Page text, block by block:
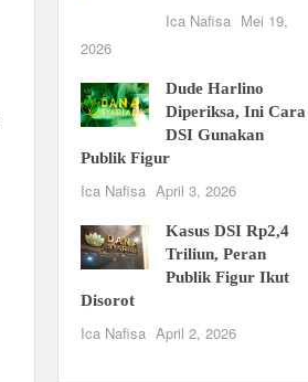
Ica Nafisa Mei 19,
2026
Dude Harlino
Diperiksa, Ini Cara
DSI Gunakan
Publik Figur
Ica Nafisa April 3, 2026
Kasus DSI Rp2,4
Triliun, Peran
Publik Figur Ikut
Disorot
Ica Nafisa April 2, 2026